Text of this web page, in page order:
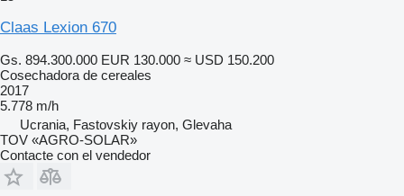
Claas Lexion 670
Gs. 894.300.000 EUR 130.000 ≈ USD 150.200
Cosechadora de cereales
2017
5.778 m/h
Ucrania, Fastovskiy rayon, Glevaha
TOV «AGRO-SOLAR»
Contacte con el vendedor